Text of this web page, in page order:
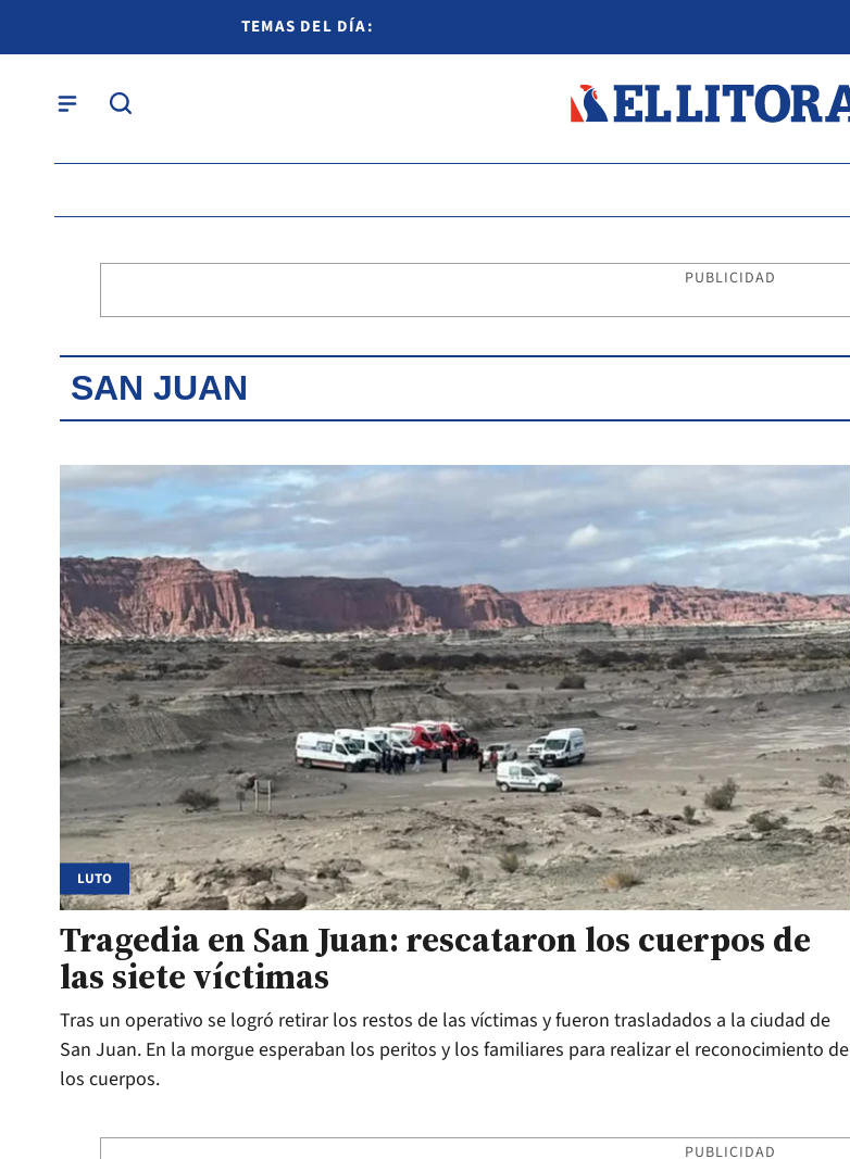
TEMAS DEL DÍA:
PUBLICIDAD
SAN JUAN
LUTO
Tragedia en San Juan: rescataron los cuerpos de
las siete víctimas
Tras un operativo se logró retirar los restos de las víctimas y fueron trasladados a la ciudad de
San Juan. En la morgue esperaban los peritos y los familiares para realizar el reconocimiento de
los cuerpos.
PUBLICIDAD